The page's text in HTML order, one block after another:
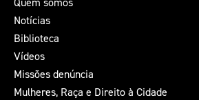
Notícias
Biblioteca
Vídeos
Missões denúncia
Mulheres, Raça e Direito à Cidade